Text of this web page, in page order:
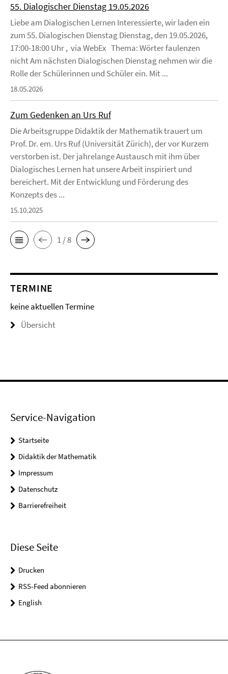
55. Dialogischer Dienstag 19.05.2026
Liebe am Dialogischen Lernen Interessierte, wir laden ein
zum 55. Dialogischen Dienstag Dienstag, den 19.05.2026,
17:00-18:00 Uhr , via WebEx Thema: Wörter faulenzen
nicht Am nächsten Dialogischen Dienstag nehmen wir die
Rolle der Schülerinnen und Schüler ein. Mit ...
18.05.2026
Zum Gedenken an Urs Ruf
Die Arbeitsgruppe Didaktik der Mathematik trauert um
Prof. Dr. em. Urs Ruf (Universität Zürich), der vor Kurzem
verstorben ist. Der jahrelange Austausch mit ihm über
Dialogisches Lernen hat unsere Arbeit inspiriert und
bereichert. Mit der Entwicklung und Förderung des
Konzepts des ...
15.10.2025
1 / 8
TERMINE
keine aktuellen Termine
Übersicht
Service-Navigation
Startseite
Didaktik der Mathematik
Impressum
Datenschutz
Barrierefreiheit
Diese Seite
Drucken
RSS-Feed abonnieren
English